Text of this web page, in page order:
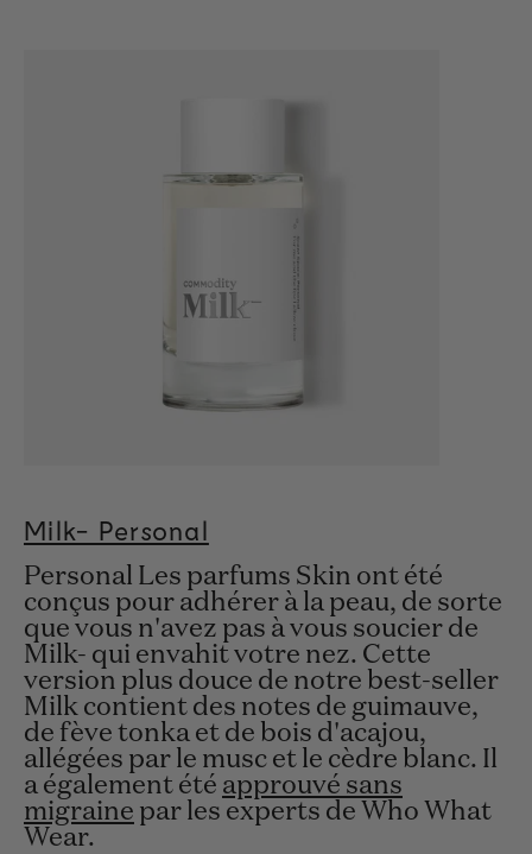
Milk- Personal
Personal Les parfums Skin ont été
conçus pour adhérer à la peau, de sorte
que vous n'avez pas à vous soucier de
Milk- qui envahit votre nez. Cette
version plus douce de notre best-seller
Milk contient des notes de guimauve,
de fève tonka et de bois d'acajou,
allégées par le musc et le cèdre blanc. Il
a également été approuvé sans
migraine par les experts de Who What
Wear.